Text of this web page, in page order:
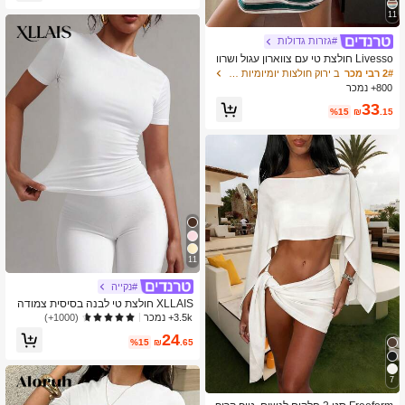
11
#גזרות גדולות
Livesso חולצת טי עם צווארון עגול ושרוו
לים ארוכים ומפוספסים לנשים, בגדי סתיו
2# רבי מכר
800+ נמכר
₪33.15
%15
7
11
#נקייה
XLLAIS חולצת טי לבנה בסיסית צמודה
עם צוואון עגול ושרוול קצר, סגנון ספורטיב
3.5k+ נמכר (1000+)
₪24.65
%15